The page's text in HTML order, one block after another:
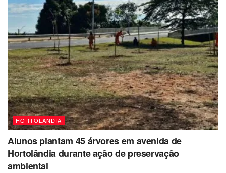
HORTOLÂNDIA
Alunos plantam 45 árvores em avenida de
Hortolândia durante ação de preservação
ambiental